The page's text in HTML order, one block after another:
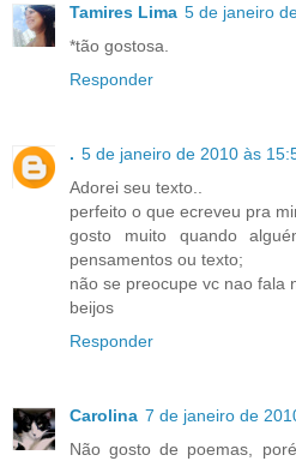
Tamires Lima 5 de janeiro
*tão gostosa.
Responder
. 5 de janeiro de 2010 às
Adorei seu texto..
perfeito o que ecreveu pra
gosto muito quando
pensamentos ou texto;
não se preocupe vc nao fala
beijos
Responder
Carolina 7 de janeiro de
Não gosto de poemas,